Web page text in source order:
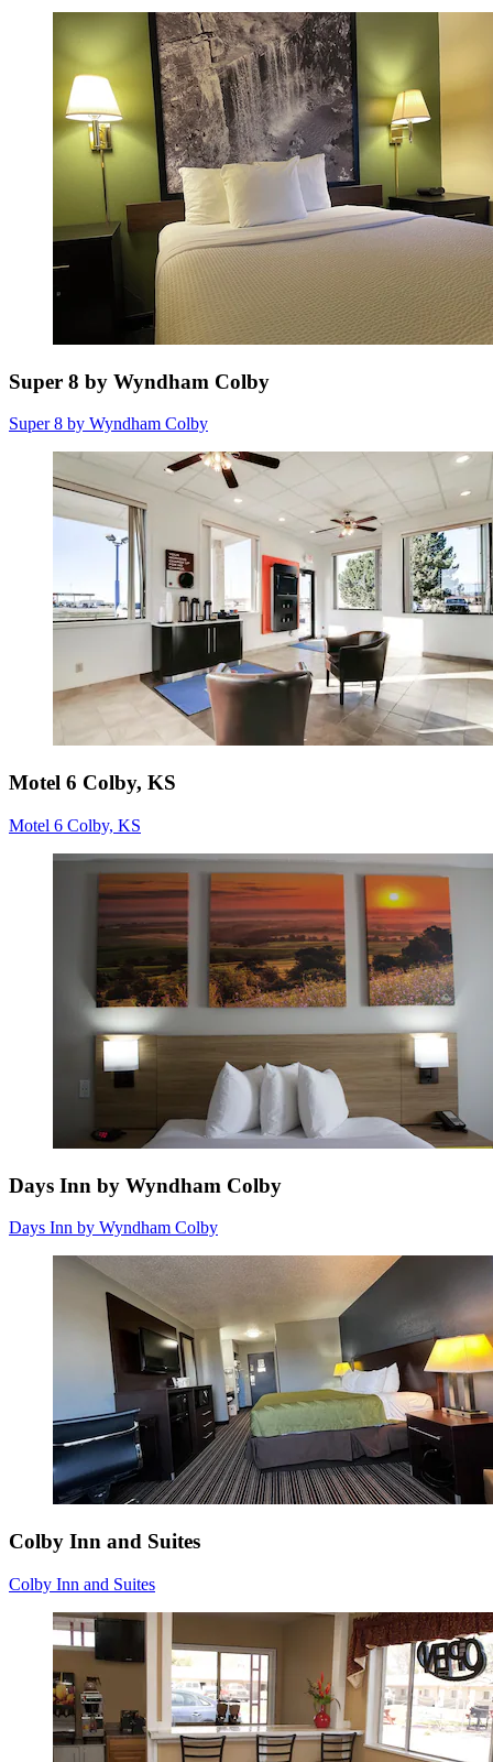
Super 8 by Wyndham Colby
Super 8 by Wyndham Colby
Motel 6 Colby, KS
Motel 6 Colby, KS
Days Inn by Wyndham Colby
Days Inn by Wyndham Colby
Colby Inn and Suites
Colby Inn and Suites